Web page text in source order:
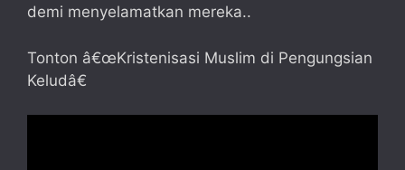
demi menyelamatkan mereka..
Tonton â€œKristenisasi Muslim di Pengungsian
Keludâ€